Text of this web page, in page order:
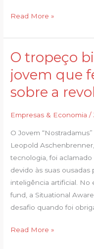
Read More »
O tropeço
jovem que
sobre a
Empresas & Economia /
O Jovem
Leopold
tecnologia, foi aclamado
devido às suas
inteligência artificial. No
fund, a Situational
desafio quando foi
O
bilionário
do
que
projeções
a
revolução
da
IA
Read More »